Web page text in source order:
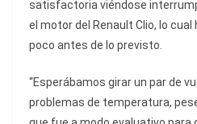
satisfactoria viéndose
el motor del Renault Clio, lo
poco antes de lo previsto.
“Esperábamos girar un par de
problemas de temperatura,